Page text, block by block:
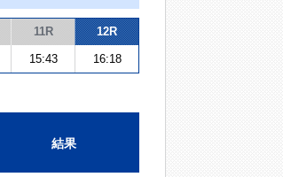
11R 12R
15:43 16:18
結果